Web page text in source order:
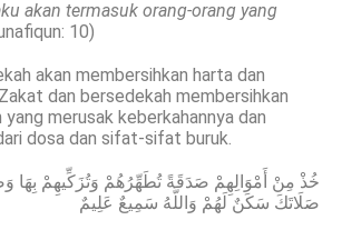
akan termasuk orang-orang yang
10)
akan membersihkan harta dan
dan bersedekah membersihkan
merusak keberkahannya dan
dosa dan sifat-sifat buruk.
خُذْ مِنْ أَمْوَالِهِمْ صَدَقَةً تُطَهِّرُهُمْ وَتُزَكِّيهِمْ بِهَا
صَلَاتَكَ سَكَنٌ لَهُمْ وَاللَّهُ سَمِيعٌ عَلِيمٌ